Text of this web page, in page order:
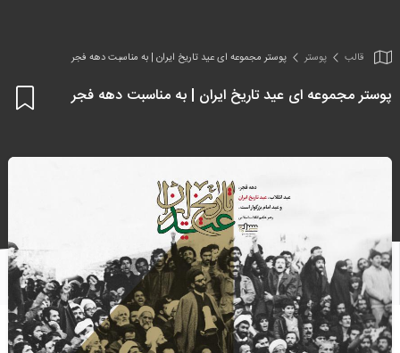
قالب پوستر پوستر مجموعه ای عید تاریخ ایران | به مناسبت دهه فجر
پوستر مجموعه ای عید تاریخ ایران | به مناسبت دهه فجر